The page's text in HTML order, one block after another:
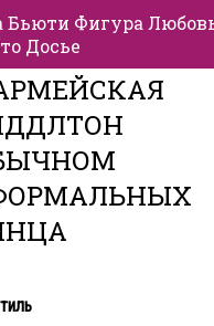
Бьюти Фигура
Досье